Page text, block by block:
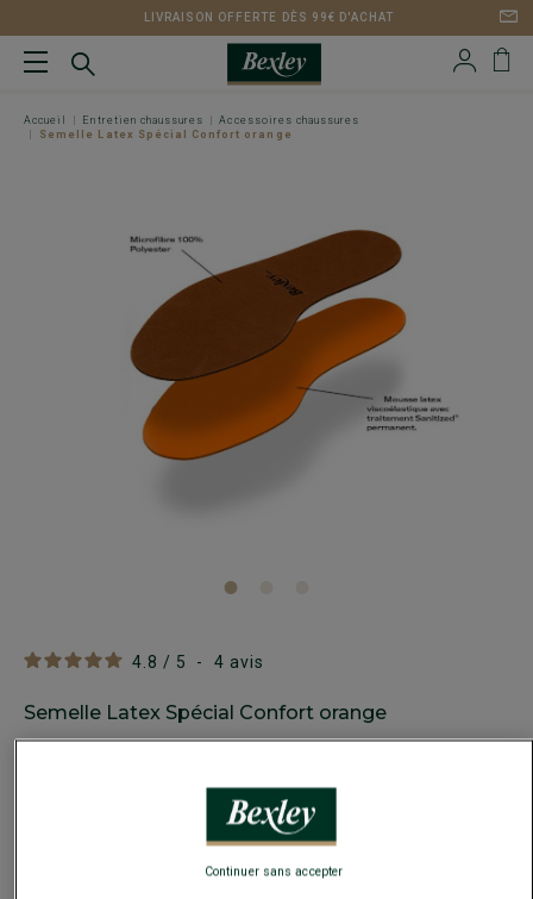
LIVRAISON OFFERTE DÈS 99€ D'ACHAT
Accueil Entretien chaussures
Accessoires chaussures
Semelle Latex Spécial Confort orange
4.8 / 5 - 4 avis
Semelle Latex Spécial Confort orange
Semelle intérieure en latex à mémoire de forme pour
3 accessoires au choix
Continuer sans accepter